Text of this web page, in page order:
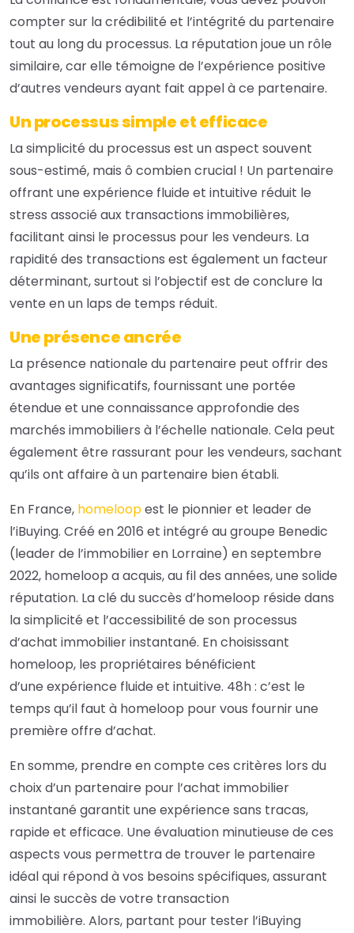
compter sur la crédibilité et l’intégrité du partenaire
tout au long du processus. La réputation joue un rôle
similaire, car elle témoigne de l’expérience positive
d’autres vendeurs ayant fait appel à ce partenaire.
Un processus simple et efficace
La simplicité du processus est un aspect souvent
sous-estimé, mais ô combien crucial ! Un partenaire
offrant une expérience fluide et intuitive réduit le
stress associé aux transactions immobilières,
facilitant ainsi le processus pour les vendeurs. La
rapidité des transactions est également un facteur
déterminant, surtout si l’objectif est de conclure la
vente en un laps de temps réduit.
Une présence ancrée
La présence nationale du partenaire peut offrir des
avantages significatifs, fournissant une portée
étendue et une connaissance approfondie des
marchés immobiliers à l’échelle nationale. Cela peut
également être rassurant pour les vendeurs, sachant
qu’ils ont affaire à un partenaire bien établi.
En France, homeloopest le pionnier et leader de
l’iBuying. Créé en 2016 et intégré au groupe Benedic
(leader de l’immobilier en Lorraine) en septembre
2022, homeloop a acquis, au fil des années, une solide
réputation. La clé du succès d’homeloop réside dans
la simplicité et l’accessibilité de son processus
d’achat immobilier instantané. En choisissant
homeloop, les propriétaires bénéficient
d’une expérience fluide et intuitive. 48h : c’est le
temps qu’il faut à homeloop pour vous fournir une
première offre d’achat.
En somme, prendre en compte ces critères lors du
choix d’un partenaire pour l’achat immobilier
instantané garantit une expérience sans tracas,
rapide et efficace. Une évaluation minutieuse de ces
aspects vous permettra de trouver le partenaire
idéal qui répond à vos besoins spécifiques, assurant
ainsi le succès de votre transaction
immobilière. Alors, partant pour tester l’iBuying